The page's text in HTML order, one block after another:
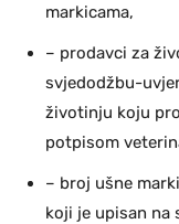
markicama,
– prodavci za
svjedodžbu-
životinju koju
potpisom
– broj ušne
koji je upisan na